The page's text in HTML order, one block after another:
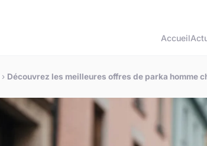
Accueil
› Découvrez les meilleures offres de parka homme